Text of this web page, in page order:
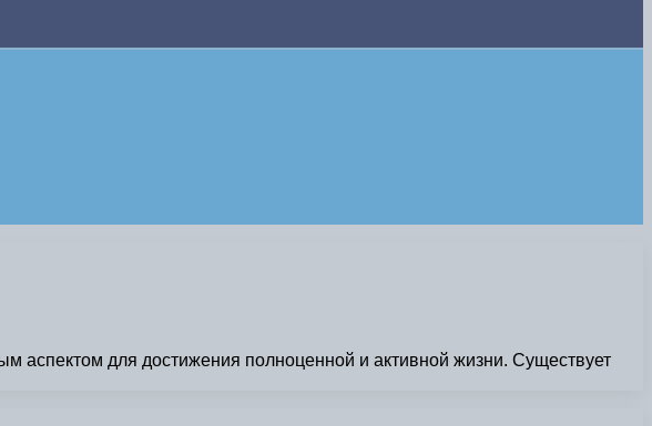
аспектом для достижения полноценной и активной жизни. Существует